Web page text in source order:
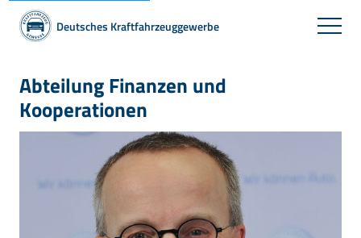
Deutsches Kraftfahrzeuggewerbe
Abteilung Finanzen und
Kooperationen